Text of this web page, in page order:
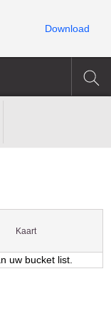
Kaart
uw bucket list.
Download